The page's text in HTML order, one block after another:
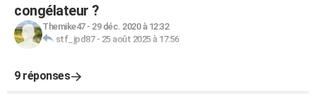
congélateur ?
Themike47- 29 déc. 2020 à 12:32
stf_jpd87- 25 août 2025 à 17:56
9 réponses